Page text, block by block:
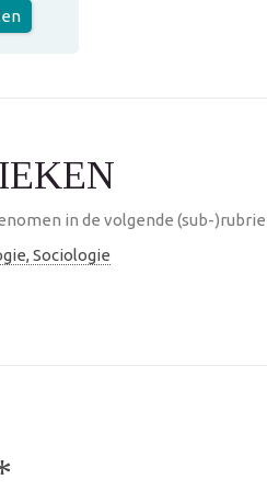
in de volgende (sub-
Sociologie